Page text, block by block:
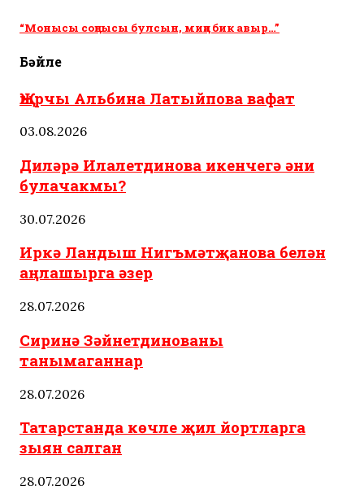
“Монысы соңгысы булсын, миңа бик авыр…”
Бәйле
Җырчы Альбина Латыйпова вафат
03.08.2026
Диләрә Илалетдинова икенчегә әни
булачакмы?
30.07.2026
Иркә Ландыш Нигъмәтҗанова белән
аңлашырга әзер
28.07.2026
Сиринә Зәйнетдинованы
танымаганнар
28.07.2026
Татарстанда көчле җил йортларга
зыян салган
28.07.2026